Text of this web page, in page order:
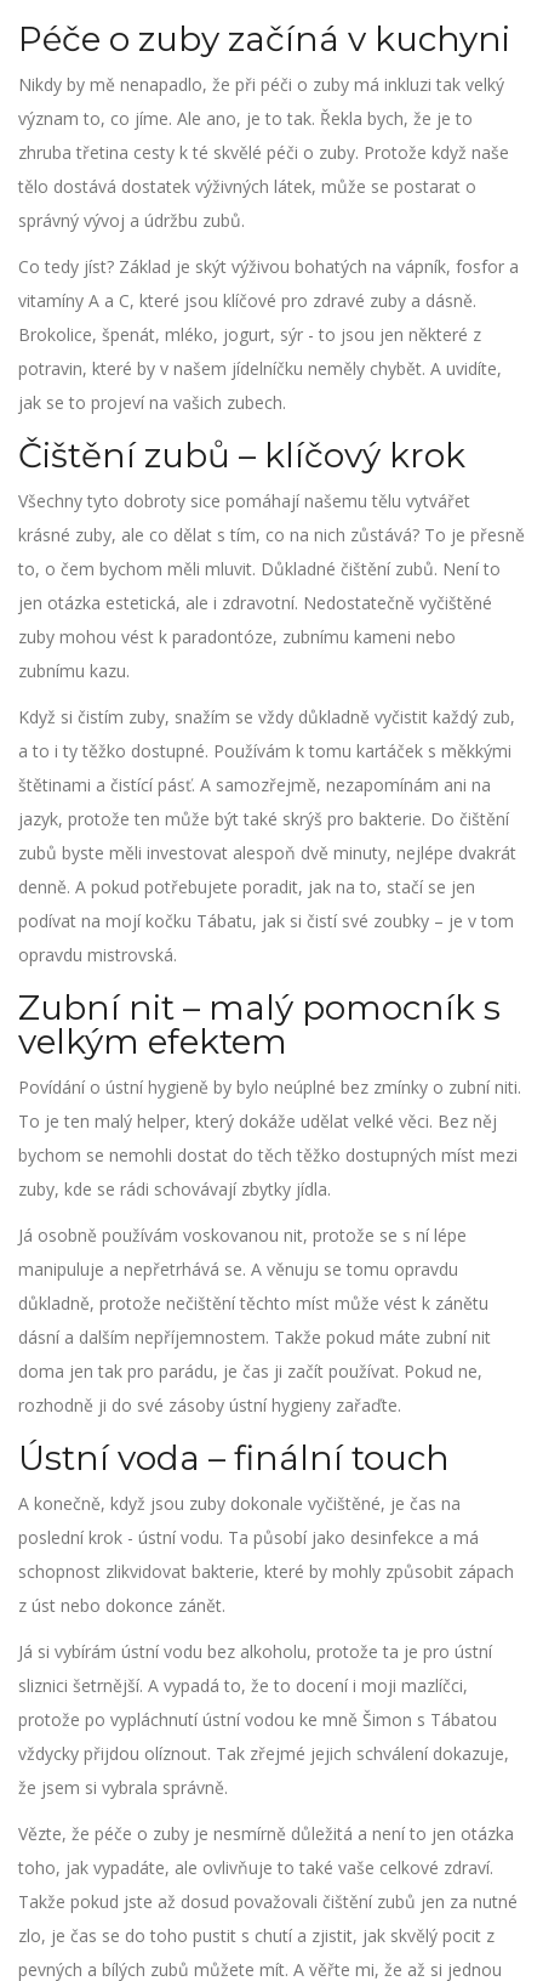
Péče o zuby začíná v kuchyni
Nikdy by mě nenapadlo, že při péči o zuby má inkluzi tak velký
význam to, co jíme. Ale ano, je to tak. Řekla bych, že je to
zhruba třetina cesty k té skvělé péči o zuby. Protože když naše
tělo dostává dostatek výživných látek, může se postarat o
správný vývoj a údržbu zubů.
Co tedy jíst? Základ je skýt výživou bohatých na vápník, fosfor a
vitamíny A a C, které jsou klíčové pro zdravé zuby a dásně.
Brokolice, špenát, mléko, jogurt, sýr - to jsou jen některé z
potravin, které by v našem jídelníčku neměly chybět. A uvidíte,
jak se to projeví na vašich zubech.
Čištění zubů – klíčový krok
Všechny tyto dobroty sice pomáhají našemu tělu vytvářet
krásné zuby, ale co dělat s tím, co na nich zůstává? To je přesně
to, o čem bychom měli mluvit. Důkladné čištění zubů. Není to
jen otázka estetická, ale i zdravotní. Nedostatečně vyčištěné
zuby mohou vést k paradontóze, zubnímu kameni nebo
zubnímu kazu.
Když si čistím zuby, snažím se vždy důkladně vyčistit každý zub,
a to i ty těžko dostupné. Používám k tomu kartáček s měkkými
štětinami a čistící pásť. A samozřejmě, nezapomínám ani na
jazyk, protože ten může být také skrýš pro bakterie. Do čištění
zubů byste měli investovat alespoň dvě minuty, nejlépe dvakrát
denně. A pokud potřebujete poradit, jak na to, stačí se jen
podívat na mojí kočku Tábatu, jak si čistí své zoubky – je v tom
opravdu mistrovská.
Zubní nit – malý pomocník s
velkým efektem
Povídání o ústní hygieně by bylo neúplné bez zmínky o zubní niti.
To je ten malý helper, který dokáže udělat velké věci. Bez něj
bychom se nemohli dostat do těch těžko dostupných míst mezi
zuby, kde se rádi schovávají zbytky jídla.
Já osobně používám voskovanou nit, protože se s ní lépe
manipuluje a nepřetrhává se. A věnuju se tomu opravdu
důkladně, protože nečištění těchto míst může vést k zánětu
dásní a dalším nepříjemnostem. Takže pokud máte zubní nit
doma jen tak pro parádu, je čas ji začít používat. Pokud ne,
rozhodně ji do své zásoby ústní hygieny zařaďte.
Ústní voda – finální touch
A konečně, když jsou zuby dokonale vyčištěné, je čas na
poslední krok - ústní vodu. Ta působí jako desinfekce a má
schopnost zlikvidovat bakterie, které by mohly způsobit zápach
z úst nebo dokonce zánět.
Já si vybírám ústní vodu bez alkoholu, protože ta je pro ústní
sliznici šetrnější. A vypadá to, že to docení i moji mazlíčci,
protože po vypláchnutí ústní vodou ke mně Šimon s Tábatou
vždycky přijdou olíznout. Tak zřejmé jejich schválení dokazuje,
že jsem si vybrala správně.
Vězte, že péče o zuby je nesmírně důležitá a není to jen otázka
toho, jak vypadáte, ale ovlivňuje to také vaše celkové zdraví.
Takže pokud jste až dosud považovali čištění zubů jen za nutné
zlo, je čas se do toho pustit s chutí a zjistit, jak skvělý pocit z
pevných a bílých zubů můžete mít. A věřte mi, že až si jednou